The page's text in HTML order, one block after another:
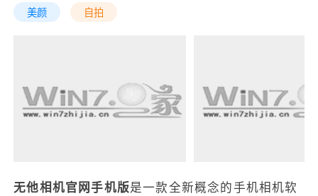
美颜 自拍
无他相机官网手机版是一款全新概念的手机相机软